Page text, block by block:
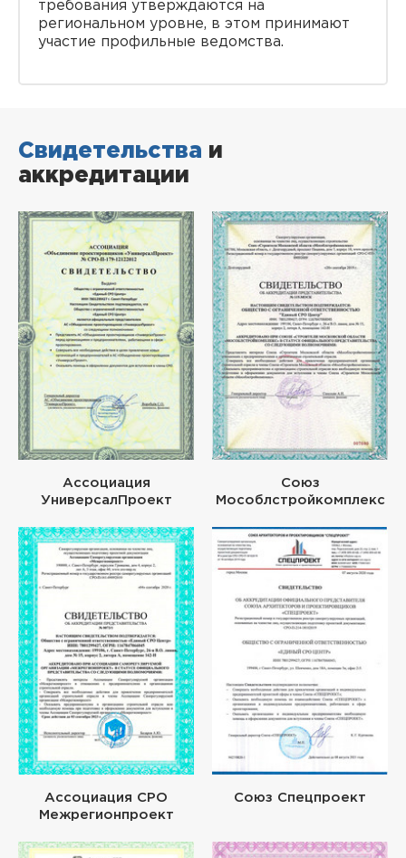
требования утверждаются на
региональном уровне, в этом принимают
участие профильные ведомства.
Свидетельства и
аккредитации
Ассоциация
УниверсалПроект
Союз
Мособлстройкомплекс
Ассоциация СРО
Межрегионпроект
Союз Спецпроект